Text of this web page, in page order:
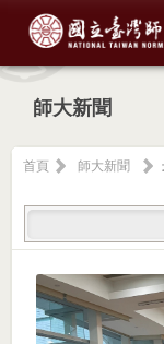
師大新聞
首頁 師大新聞